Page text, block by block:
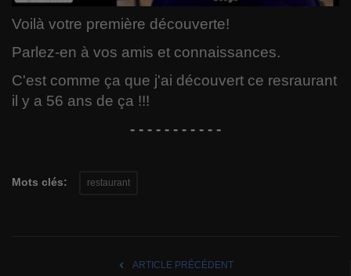
Voilà votre première découverte!
Parlez-en à vos amis et connaissances.
C'est comme ça que j'ai découvert ce resraurant
il y a 56 ans de ça !!!
- - - - - - - - - - -
Mots clés: restaurant
ARTICLE PRÉCÉDENT